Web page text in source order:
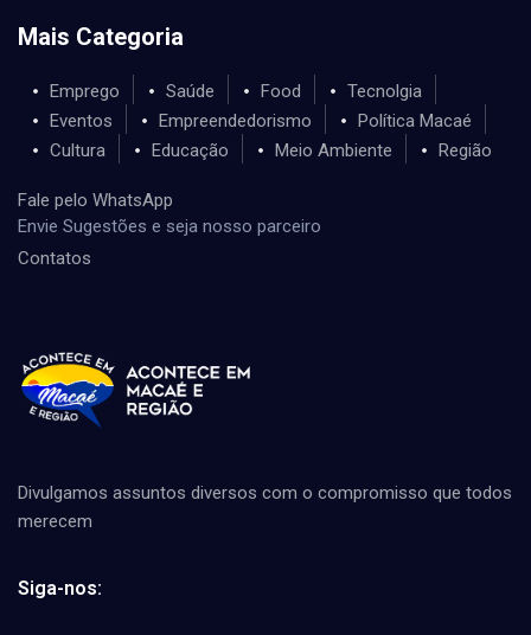
Mais Categoria
Emprego Saúde Food
Tecnolgia
Eventos
Empreendedorismo
Política Macaé
Cultura
Educação Meio Ambiente Região
Fale pelo WhatsApp
Envie Sugestões e seja nosso parceiro
Contatos
Divulgamos assuntos diversos com o compromisso que todos
merecem
Siga-nos: